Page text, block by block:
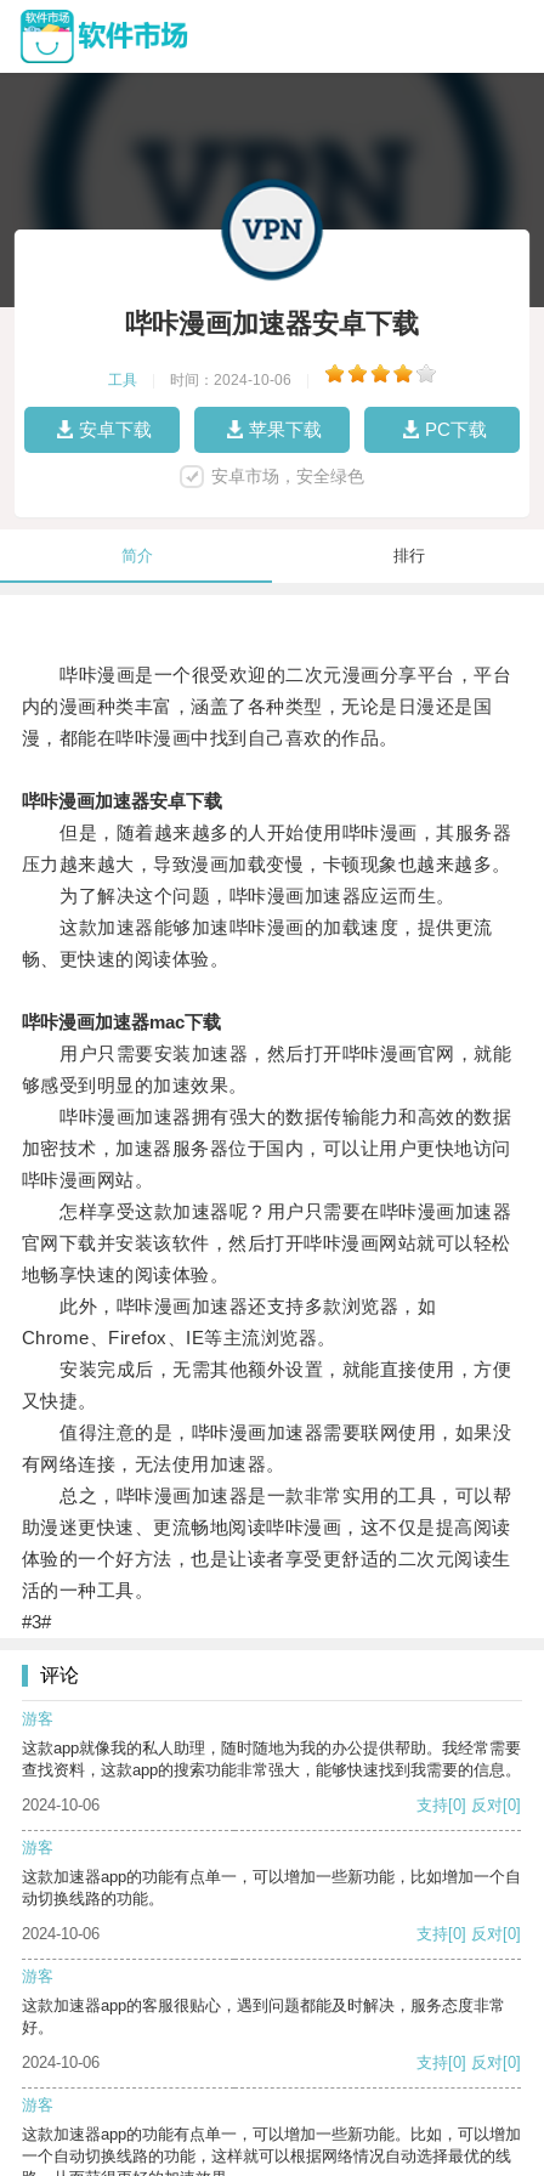
哔咔漫画加速器安卓下载
工具 时间：2024-10-06
安卓下载 苹果下载 PC下载
安卓市场，安全绿色
简介 排行
哔咔漫画是一个很受欢迎的二次元漫画分享平台，平台
内的漫画种类丰富，涵盖了各种类型，无论是日漫还是国
漫，都能在哔咔漫画中找到自己喜欢的作品。
哔咔漫画加速器安卓下载
但是，随着越来越多的人开始使用哔咔漫画，其服务器
压力越来越大，导致漫画加载变慢，卡顿现象也越来越多。
为了解决这个问题，哔咔漫画加速器应运而生。
这款加速器能够加速哔咔漫画的加载速度，提供更流
畅、更快速的阅读体验。
哔咔漫画加速器mac下载
用户只需要安装加速器，然后打开哔咔漫画官网，就能
够感受到明显的加速效果。
哔咔漫画加速器拥有强大的数据传输能力和高效的数据
加密技术，加速器服务器位于国内，可以让用户更快地访问
哔咔漫画网站。
怎样享受这款加速器呢？用户只需要在哔咔漫画加速器
官网下载并安装该软件，然后打开哔咔漫画网站就可以轻松
地畅享快速的阅读体验。
此外，哔咔漫画加速器还支持多款浏览器，如
Chrome、Firefox、IE等主流浏览器。
安装完成后，无需其他额外设置，就能直接使用，方便
又快捷。
值得注意的是，哔咔漫画加速器需要联网使用，如果没
有网络连接，无法使用加速器。
总之，哔咔漫画加速器是一款非常实用的工具，可以帮
助漫迷更快速、更流畅地阅读哔咔漫画，这不仅是提高阅读
体验的一个好方法，也是让读者享受更舒适的二次元阅读生
活的一种工具。
#3#
评论
游客
这款app就像我的私人助理，随时随地为我的办公提供帮助。我经常需要
查找资料，这款app的搜索功能非常强大，能够快速找到我需要的信息。
2024-10-06
支持[0] 反对[0]
游客
这款加速器app的功能有点单一，可以增加一些新功能，比如增加一个自
动切换线路的功能。
2024-10-06
支持[0] 反对[0]
游客
这款加速器app的客服很贴心，遇到问题都能及时解决，服务态度非常
好。
2024-10-06
支持[0] 反对[0]
游客
这款加速器app的功能有点单一，可以增加一些新功能。比如，可以增加
一个自动切换线路的功能，这样就可以根据网络情况自动选择最优的线